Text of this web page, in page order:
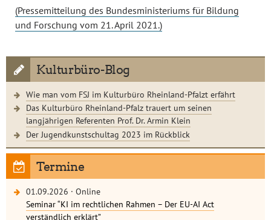
(Pressemitteilung des Bundesministeriums für Bildung
und Forschung vom 21. April 2021.)
Kulturbüro-Blog
Wie man vom FSJ im Kulturbüro Rheinland-Pfalzt erfährt
Das Kulturbüro Rheinland-Pfalz trauert um seinen
langjährigen Referenten Prof. Dr. Armin Klein
Der Jugendkunstschultag 2023 im Rückblick
Termine
01.09.2026 · Online
Seminar “KI im rechtlichen Rahmen – Der EU-AI Act
verständlich erklärt”